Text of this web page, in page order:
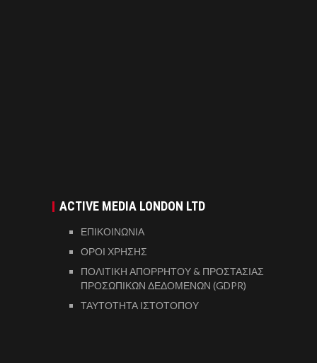
ACTIVE MEDIA LONDON LTD
ΕΠΙΚΟΙΝΩΝΙΑ
ΟΡΟΙ ΧΡΗΣΗΣ
ΠΟΛΙΤΙΚΗ ΑΠΟΡΡΗΤΟΥ & ΠΡΟΣΤΑΣΙΑΣ
ΠΡΟΣΩΠΙΚΩΝ ΔΕΔΟΜΕΝΩΝ (GDPR)
ΤΑΥΤΟΤΗΤΑ ΙΣΤΟΤΟΠΟΥ